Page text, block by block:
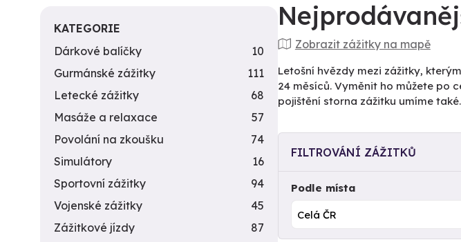
Zobrazit zážitky na mapě
Letošní hvězdy mezi zážitky,
24 měsíců. Vyměnit ho můžete po
pojištění storna zážitku umíme
FILTROVÁNÍ ZÁŽITKŮ
Podle místa
KATEGORIE
Dárkové balíčky
10
Gurmánské zážitky
111
Letecké zážitky
68
Masáže a relaxace
57
Povolání na zkoušku
74
Simulátory
16
Sportovní zážitky
94
Vojenské zážitky
45
Zážitkové jízdy
87